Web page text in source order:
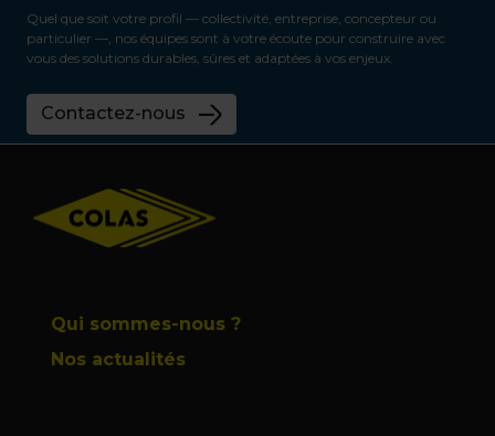
Quel que soit votre profil — collectivité, entreprise, concepteur ou
particulier —, nos équipes sont à votre écoute pour construire avec
vous des solutions durables, sûres et adaptées à vos enjeux.
Contactez-nous
Qui sommes-nous ?
Nos actualités